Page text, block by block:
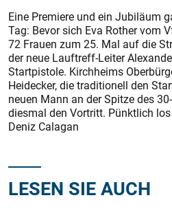
Eine Premiere und ein Jubiläum
Tag: Bevor sich Eva Rother vom
72 Frauen zum 25. Mal auf die
der neue Lauftreff-Leiter
Startpistole. Kirchheims
Heidecker, die traditionell den
neuen Mann an der Spitze des
diesmal den Vortritt. Pünktlich
Deniz Calagan
LESEN SIE AUCH